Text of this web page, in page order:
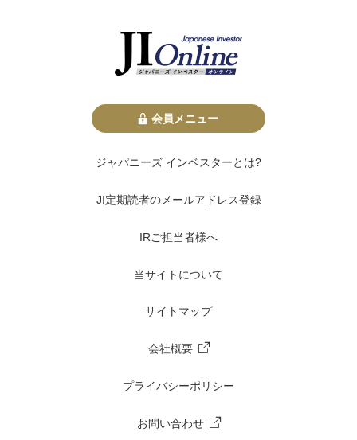
会員メニュー
ジャパニーズ インベスターとは?
JI定期読者のメールアドレス登録
IRご担当者様へ
当サイトについて
サイトマップ
会社概要
プライバシーポリシー
お問い合わせ